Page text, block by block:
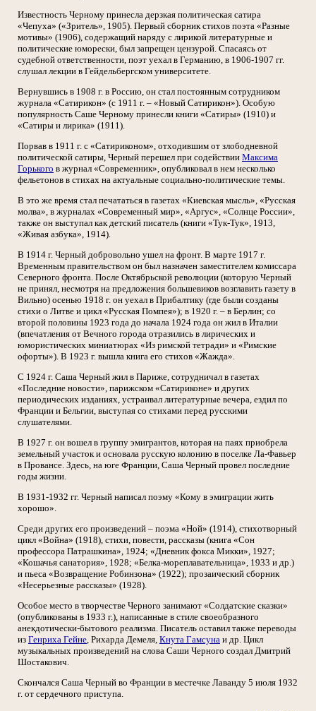
Известность Черному принесла дерзкая политическая сатира
«Чепуха» («Зритель», 1905). Первый сборник стихов поэта «Разные
мотивы» (1906), содержащий наряду с лирикой литературные и
политические юморески, был запрещен цензурой. Спасаясь от
судебной ответственности, поэт уехал в Германию, в 1906-1907 гг.
слушал лекции в Гейдельбергском университете.
Вернувшись в 1908 г. в Россию, он стал постоянным сотрудником
журнала «Сатирикон» (с 1911 г. – «Новый Сатирикон»). Особую
популярность Саше Черному принесли книги «Сатиры» (1910) и
«Сатиры и лирика» (1911).
Порвав в 1911 г. с «Сатириконом», отходившим от злободневной
политической сатиры, Черный перешел при содействии Максима
Горького в журнал «Современник», опубликовал в нем несколько
фельетонов в стихах на актуальные социально-политические темы.
В это же время стал печататься в газетах «Киевская мысль», «Русская
молва», в журналах «Современный мир», «Аргус», «Солнце России»,
также он выступал как детский писатель (книги «Тук-Тук», 1913,
«Живая азбука», 1914).
В 1914 г. Черный добровольно ушел на фронт. В марте 1917 г.
Временным правительством он был назначен заместителем комиссара
Северного фронта. После Октябрьской революции (которую Черный
не принял, несмотря на предложения большевиков возглавить газету в
Вильно) осенью 1918 г. он уехал в Прибалтику (где были созданы
стихи о Литве и цикл «Русская Помпея»); в 1920 г. – в Берлин; со
второй половины 1923 года до начала 1924 года он жил в Италии
(впечатления от Вечного города отразились в лирических и
юмористических миниатюрах «Из римской тетради» и «Римские
офорты»). В 1923 г. вышла книга его стихов «Жажда».
С 1924 г. Саша Черный жил в Париже, сотрудничал в газетах
«Последние новости», парижском «Сатириконе» и других
периодических изданиях, устраивал литературные вечера, ездил по
Франции и Бельгии, выступая со стихами перед русскими
слушателями.
В 1927 г. он вошел в группу эмигрантов, которая на паях приобрела
земельный участок и основала русскую колонию в поселке Ла-Фавьер
в Провансе. Здесь, на юге Франции, Саша Черный провел последние
годы жизни.
В 1931-1932 гг. Черный написал поэму «Кому в эмиграции жить
хорошо».
Среди других его произведений – поэма «Ной» (1914), стихотворный
цикл «Война» (1918), стихи, повести, рассказы (книга «Сон
профессора Патрашкина», 1924; «Дневник фокса Микки», 1927;
«Кошачья санатория», 1928; «Белка-мореплавательница», 1933 и др.)
и пьеса «Возвращение Робинзона» (1922); прозаический сборник
«Несерьезные рассказы» (1928).
Особое место в творчестве Черного занимают «Солдатские сказки»
(опубликованы в 1933 г.), написанные в стиле своеобразного
анекдотически-бытового реализма. Писатель оставил также переводы
из Генриха Гейне, Рихарда Демеля, Кнута Гамсуна и др. Цикл
музыкальных произведений на слова Саши Черного создал Дмитрий
Шостакович.
Скончался Саша Черный во Франции в местечке Лаванду 5 июля 1932
г. от сердечного приступа.